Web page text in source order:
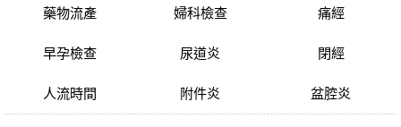
藥物流產
早孕檢查
人流時間
婦科檢查
尿道炎
附件炎
痛經
閉經
盆腔炎